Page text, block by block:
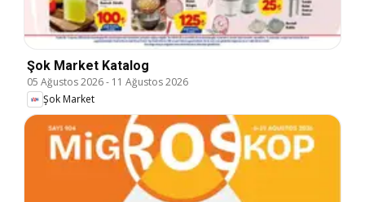
Şok Market Katalog
05 Ağustos 2026- 11 Ağustos 2026
Şok Market